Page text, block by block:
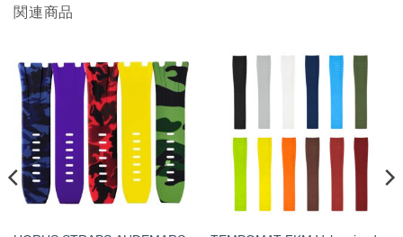
関連商品